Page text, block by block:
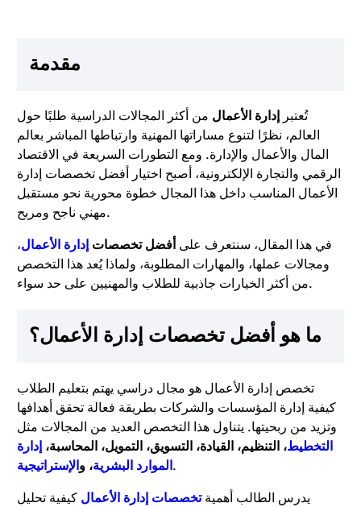
مقدمة
تُعتبر إدارة الأعمال من أكثر المجالات الدراسية طلبًا حول
العالم، نظرًا لتنوع مساراتها المهنية وارتباطها المباشر بعالم
المال والأعمال والإدارة. ومع التطورات السريعة في الاقتصاد
الرقمي والتجارة الإلكترونية، أصبح اختيار أفضل تخصصات إدارة
الأعمال المناسب داخل هذا المجال خطوة محورية نحو مستقبل
مهني ناجح ومربح.
في هذا المقال، سنتعرف على أفضل تخصصات إدارة الأعمال،
ومجالات عملها، والمهارات المطلوبة، ولماذا يُعد هذا التخصص
من أكثر الخيارات جاذبية للطلاب والمهنيين على حد سواء.
ما هو أفضل تخصصات إدارة الأعمال؟
تخصص إدارة الأعمال هو مجال دراسي يهتم بتعليم الطلاب
كيفية إدارة المؤسسات والشركات بطريقة فعالة تحقق أهدافها
وتزيد من ربحيتها. يتناول هذا التخصص العديد من المجالات مثل
التخطيط، التنظيم، القيادة، التسويق، التمويل، المحاسبة، إدارة
الموارد البشرية، و الإستراتيجية .
يدرس الطالب أهميةتخصصات إدارة الأعمال كيفية تحليل